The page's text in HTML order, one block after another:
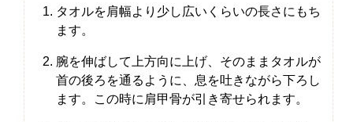
タオルを肩幅より少し広いくらいの長さにもち
ます。
腕を伸ばして上方向に上げ、そのままタオルが
首の後ろを通るように、息を吐きながら下ろし
ます。この時に肩甲骨が引き寄せられます。